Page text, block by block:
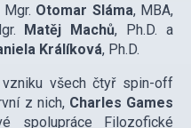
Otomar Sláma, MBA,
Matěj Machů, Ph.D. a
Králíková, Ph.D.
všech čtyř spin-off
z nich, Charles Games
spolupráce Filozofické